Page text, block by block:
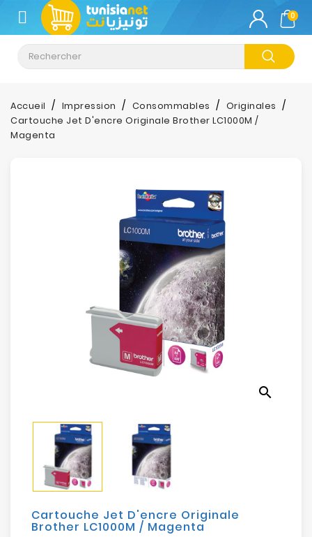
CATÉGORIE
Climatisation
Informatique
Téléphonie
Electroménager
Sécurité
Mobilités
Loisirs
0
Accueil Impression Consommables
Originales
Cartouche Jet D'encre Originale Brother LC1000M /
Magenta
search
Cartouche Jet D'encre Originale
Brother LC1000M / Magenta